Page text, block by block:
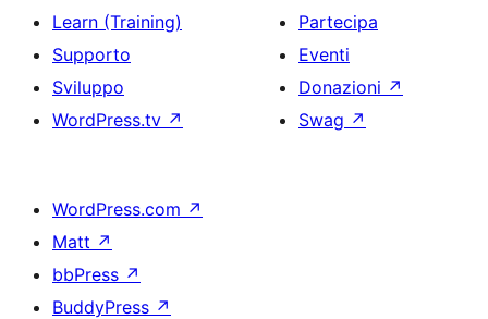
Learn (Training)
Supporto
Sviluppo
WordPress.tv ↗
Partecipa
Eventi
Donazioni ↗
Swag ↗
WordPress.com ↗
Matt ↗
bbPress ↗
BuddyPress ↗